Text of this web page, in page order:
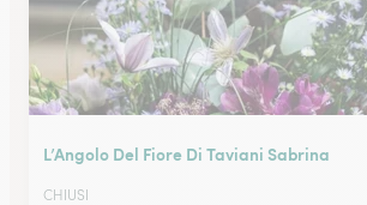
L’Angolo Del Fiore Di Taviani Sabrina
CHIUSI